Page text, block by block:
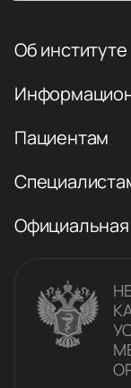
Об институте
Пациентам